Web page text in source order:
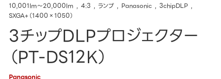
10,001lm～20,000lm 4:3 ランプ Panasonic
3chipDLP
SXGA+（1400×1050）
3チップDLPプロジェクター
（PT-DS12K）
Panasonic